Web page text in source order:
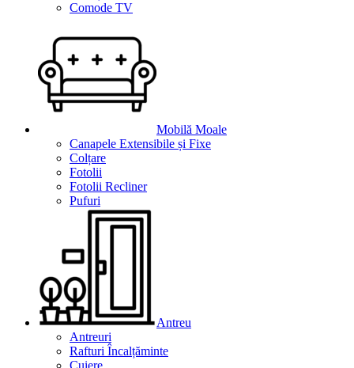
Comode TV
Mobilă Moale
Canapele Extensibile și Fixe
Colțare
Fotolii
Fotolii Recliner
Pufuri
Antreu
Antreuri
Rafturi Încalțăminte
Cuiere